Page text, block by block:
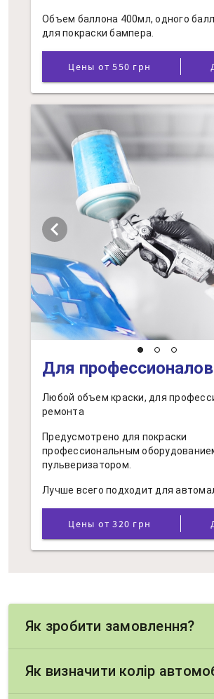
Объем баллона 400мл, одного
для покраски бампера.
Цены от 550 грн
chevron_left
Для профессионалов
Любой объем краски, для
ремонта
Предусмотрено для покраски
профессиональным
пульверизатором.
Лучше всего подходит для
Цены от 320 грн
Як зробити замовлення?
Як визначити колір